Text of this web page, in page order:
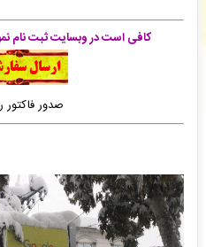
شد. -( جمعه ۰۵/۰۵/۱۶ ۰۰:۰۳:۲۳)
محمدرضا جباری
: سفارش تایپ، صفحه آرایی
: سفارش ویراستاری ادبی شما ثبت
کافی است در وبسایت ثبت نام
صدور